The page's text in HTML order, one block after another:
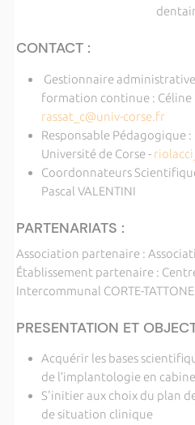
CONTACT :
Gestionnaire
formation continue : Céline
rassat_c@univ-corse.fr
Responsable Pédagogique :
Université de Corse -
Coordonnateurs
Pascal VALENTINI
PARTENARIATS :
Association partenaire :
Établissement partenaire :
Intercommunal CORTE-TATTONE
PRESENTATION ET
Acquérir les bases
de l’implantologie en
S'initier aux choix du plan
de situation clinique